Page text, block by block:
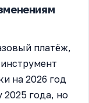
платёж,
на 2026 год
года, но